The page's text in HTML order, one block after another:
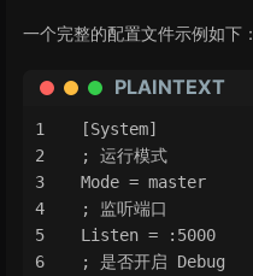
一个完整的配置文件示例如下：
PLAINTEXT
[System]
; 运行模式
Mode = master
; 监听端口
Listen = :5000
; 是否开启 Debug